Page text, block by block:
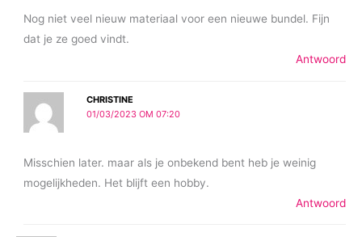
Nog niet veel nieuw materiaal voor een nieuwe bundel. Fijn
dat je ze goed vindt.
Antwoord
CHRISTINE
01/03/2023 OM 07:20
Misschien later. maar als je onbekend bent heb je weinig
mogelijkheden. Het blijft een hobby.
Antwoord